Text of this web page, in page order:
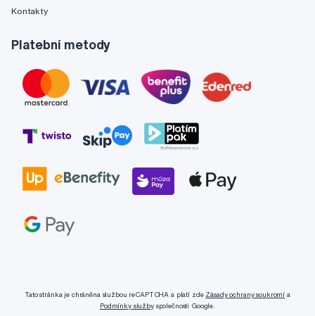
Kontakty
Platební metody
Tato stránka je chráněna službou reCAPTCHA a platí zde Zásady ochrany soukromí a
Podmínky službyspolečnosti Google.